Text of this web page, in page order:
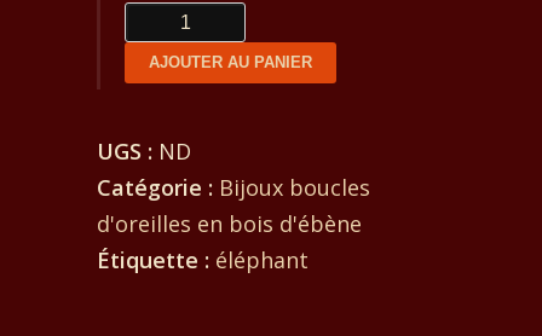
quantité
Boucles
ébène
AJOUTER AU PANIER
UGS : ND
Catégorie : Bijoux boucles
d'oreilles en bois d'ébène
Étiquette : éléphant